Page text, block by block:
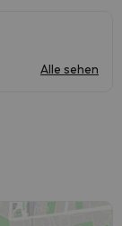
Alle sehen